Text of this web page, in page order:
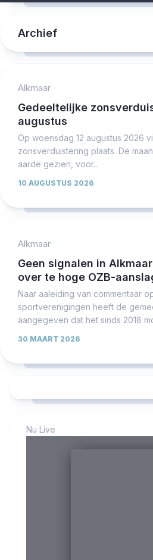
Archief
Alkmaar
Gedeeltelijke
augustus
Op woensdag 12 augustus 2026
zonsverduistering plaats. De
aarde gezien, voor...
10 AUGUSTUS 2026
Alkmaar
Geen signalen in
over te hoge OZB-
Naar aaleiding van commentaar
sportverenigingen heeft de
aangegeven dat het sinds 2018
30 MAART 2026
Nu Live